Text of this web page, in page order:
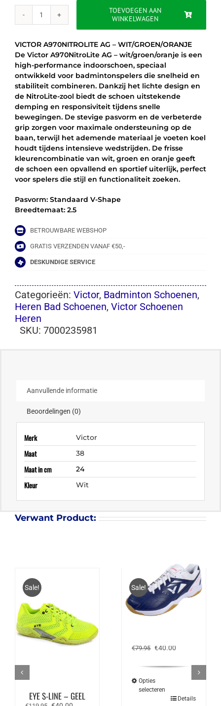
VICTOR
A970NITROLITE
WIT/GROEN/ORANJE
aantal
TOEVOEGEN AAN
WINKELWAGEN
VICTOR A970NITROLITE AG – WIT/GROEN/ORANJE
De Victor A970NitroLite AG – wit/groen/oranje is een
high-performance indoorschoen, speciaal
ontwikkeld voor badmintonspelers die snelheid en
stabiliteit combineren. Dankzij het lichte design en
de NitroLite-zool biedt de schoen uitstekende
demping en responsiviteit tijdens snelle
bewegingen. De stevige pasvorm en de verbeterde
grip zorgen voor maximale ondersteuning op de
baan, terwijl het ademende materiaal je voeten koel
houdt tijdens intensieve wedstrijden. De frisse
kleurencombinatie van wit, groen en oranje geeft
de schoen een opvallend en sportief uiterlijk, perfect
voor spelers die stijl en functionaliteit zoeken.
Pasvorm: Standaard V-Shape
Breedtemaat: 2.5
BETROUWBARE WEBSHOP
GRATIS VERZENDEN VANAF €50,-
DESKUNDIGE SERVICE
Categorieën: Victor, Badminton Schoenen,
Heren Bad Schoenen, Victor Schoenen
Heren
SKU: 7000235981
Aanvullende informatie
Beoordelingen (0)
Merk Victor
Maat 38
Maat in cm 24
Kleur Wit
Verwant Product:
Sale!
EYE S-LINE – GEEL
Sale!
€79.95 Oorspronkelijke
€40.00Huidige
€40.00.
Opties
selecteren
Dit
Details